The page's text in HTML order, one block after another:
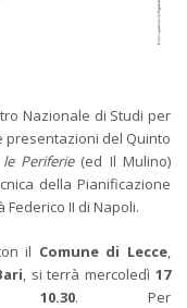
Nazionale di Studi per
presentazioni del Quinto
Periferie(ed Il Mulino)
della Pianificazione
II di Napoli.
il Comune di Lecce
, si terrà mercoledì17
. Per